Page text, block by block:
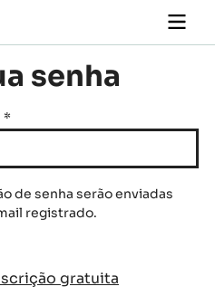
main
senha
*
de senha serão enviadas
registrado.
gratuita